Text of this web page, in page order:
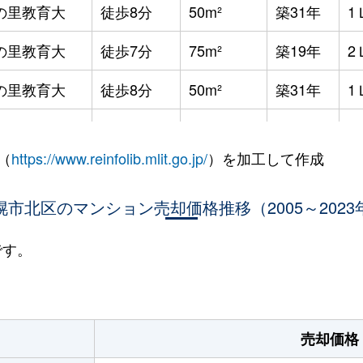
里教育大 徒歩8分 50m² 築31年
1
里教育大
徒歩7分 75m² 築19年
2
里教育大
徒歩8分 50m² 築31年
1
里教育大
徒歩7分 55m² 築19年
里教育大
徒歩8分 115m² 築31年
4
教育大
里教育大
徒歩7分 55m² 築19年
1
https://www.reinfolib.mlit.go.jp/）を加工して作成
市北区のマンション売却価格推移（2005～2023
。
売却価